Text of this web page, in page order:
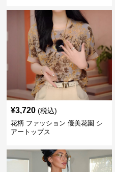
¥3,720 (税込)
花柄 ファッション 優美花園 シ
アートップス